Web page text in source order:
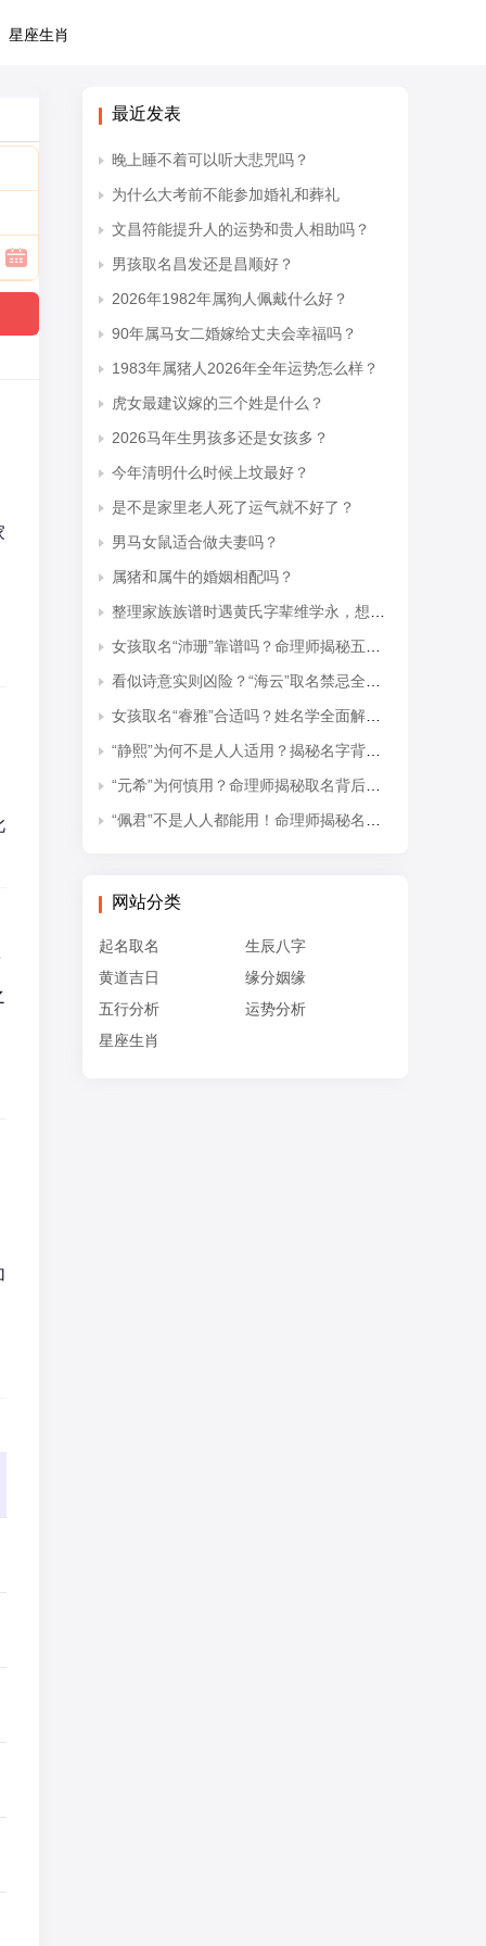
星座生肖
最近发表
晚上睡不着可以听大悲咒吗？
为什么大考前不能参加婚礼和葬礼
文昌符能提升人的运势和贵人相助吗？
男孩取名昌发还是昌顺好？
2026年1982年属狗人佩戴什么好？
90年属马女二婚嫁给丈夫会幸福吗？
1983年属猪人2026年全年运势怎么样？
虎女最建议嫁的三个姓是什么？
2026马年生男孩多还是女孩多？
今年清明什么时候上坟最好？
是不是家里老人死了运气就不好了？
男马女鼠适合做夫妻吗？
属猪和属牛的婚姻相配吗？
整理家族族谱时遇黄氏字辈维学永，想知道后续接续的是什么字辈？
女孩取名“沛珊”靠谱吗？命理师揭秘五行隐患与适配命格
看似诗意实则凶险？“海云”取名禁忌全解析
女孩取名“睿雅”合适吗？姓名学全面解读吉凶与禁忌
“静熙”为何不是人人适用？揭秘名字背后的五行失衡与命理隐患
“元希”为何慎用？命理师揭秘取名背后的五行忌讳
“佩君”不是人人都能用！命理师揭秘名字背后的五行杀局与取名禁忌
网站分类
起名取名
生辰八字
黄道吉日
缘分姻缘
五行分析
运势分析
星座生肖